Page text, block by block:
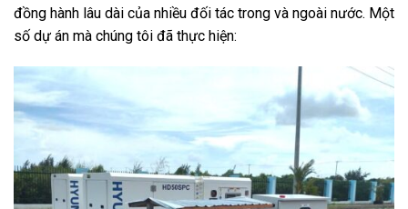
đồng hành lâu dài của nhiều đối tác trong và ngoài nước. Một
số dự án mà chúng tôi đã thực hiện: